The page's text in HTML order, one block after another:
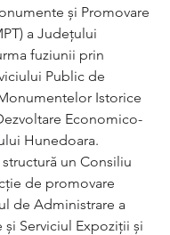
și Promovare
a Județului
fuziunii prin
Public de
Istorice
Economico-
Hunedoara.
un Consiliu
de promovare
de Administrare a
Serviciul Expoziții și